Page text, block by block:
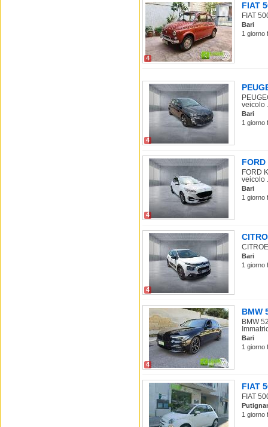
4
FIAT
FIAT
Bari
1 giorno
4
veicolo
Bari
1 giorno
4
FORD
veicolo
Bari
1 giorno
4
Bari
1 giorno
4
BMW
BMW
Bari
1 giorno
FIAT
FIAT
1 giorno